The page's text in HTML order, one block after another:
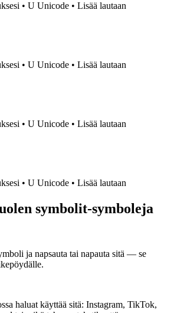
• U Unicode • Lisää lautaan
• U Unicode • Lisää lautaan
• U Unicode • Lisää lautaan
• U Unicode • Lisää lautaan
symbolit-symboleja
ja napsauta tai napauta sitä — se
haluat käyttää sitä: Instagram, TikTok,